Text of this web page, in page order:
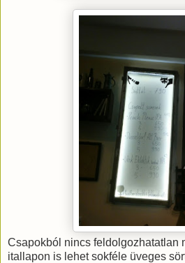
Csapokból nincs feldolgozhatatlan
itallapon is lehet sokféle üveges